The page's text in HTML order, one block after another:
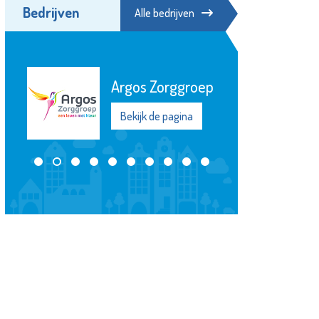
Bedrijven Alle bedrijven
Hospice de
Margriet
Bekijk de pagina